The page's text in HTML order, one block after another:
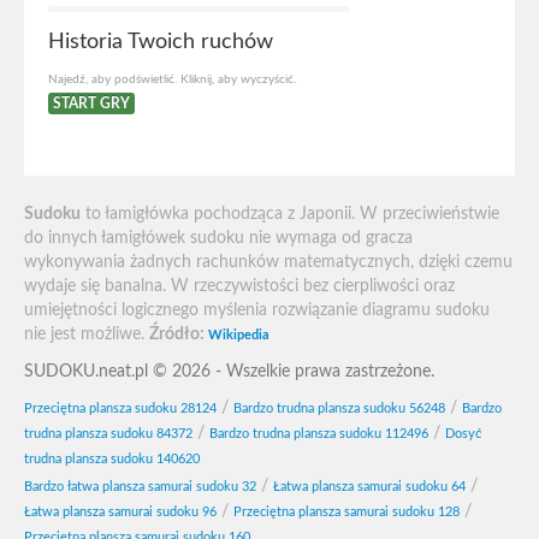
Historia Twoich ruchów
Najedź, aby podświetlić. Kliknij, aby wyczyścić.
START GRY
Sudoku to łamigłówka pochodząca z Japonii. W przeciwieństwie
do innych łamigłówek sudoku nie wymaga od gracza
wykonywania żadnych rachunków matematycznych, dzięki czemu
wydaje się banalna. W rzeczywistości bez cierpliwości oraz
umiejętności logicznego myślenia rozwiązanie diagramu sudoku
nie jest możliwe. Źródło: Wikipedia
SUDOKU.neat.pl © 2026 - Wszelkie prawa zastrzeżone.
Przeciętna plansza sudoku 28124 / Bardzo trudna plansza sudoku 56248 /
Bardzo
trudna plansza sudoku 84372 / Bardzo trudna plansza sudoku 112496 /
Dosyć
trudna plansza sudoku 140620
Bardzo łatwa plansza samurai sudoku 32 / Łatwa plansza samurai sudoku 64 /
Łatwa plansza samurai sudoku 96 / Przeciętna plansza samurai sudoku 128 /